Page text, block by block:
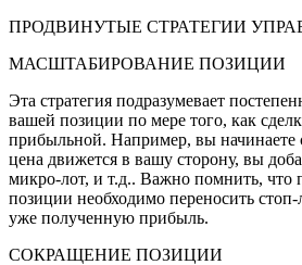
ПРОДВИНУТЫЕ СТРАТЕГИИ
МАСШТАБИРОВАНИЕ ПОЗИЦИИ
Эта стратегия подразумевает
вашей позиции по мере того, как
прибыльной. Например, вы начинаете
цена движется в вашу сторону, вы
микро-лот, и т.д.. Важно помнить, что
позиции необходимо переносить
уже полученную прибыль.
СОКРАЩЕНИЕ ПОЗИЦИИ